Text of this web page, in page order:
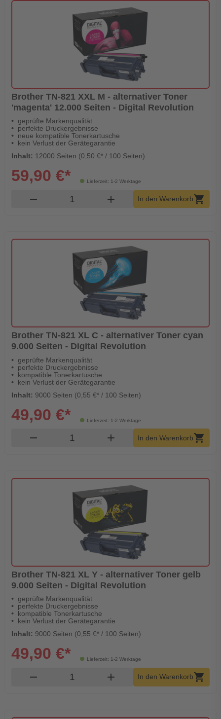
Brother TN-821 XXL M - alternativer Toner
'magenta' 12.000 Seiten - Digital Revolution
geprüfte Markenqualität
perfekte Druckergebnisse
neue kompatible Tonerkartusche
kein Verlust der Gerätegarantie
Inhalt: 12000 Seiten (0,50 €* / 100 Seiten)
Lieferzeit: 1-2 Werktage
59,90 €*
remove Produkt Warenkorb Menge
add In den Warenkorbshopping_cart
Brother TN-821 XL C - alternativer Toner cyan
9.000 Seiten - Digital Revolution
geprüfte Markenqualität
perfekte Druckergebnisse
kompatible Tonerkartusche
kein Verlust der Gerätegarantie
Inhalt: 9000 Seiten (0,55 €* / 100 Seiten)
Lieferzeit: 1-2 Werktage
49,90 €*
remove Produkt Warenkorb Menge
add In den Warenkorbshopping_cart
Brother TN-821 XL Y - alternativer Toner gelb
9.000 Seiten - Digital Revolution
geprüfte Markenqualität
perfekte Druckergebnisse
kompatible Tonerkartusche
kein Verlust der Gerätegarantie
Inhalt: 9000 Seiten (0,55 €* / 100 Seiten)
Lieferzeit: 1-2 Werktage
49,90 €*
remove Produkt Warenkorb Menge
add In den Warenkorbshopping_cart